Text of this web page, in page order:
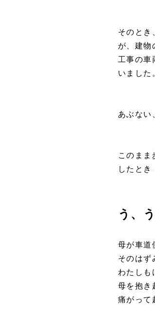
そのとき
が、建物
工事の車
いました
あぶない
このまま
したとき
う、
母が車道
そのはず
わたしも
母を抱き
痛がって